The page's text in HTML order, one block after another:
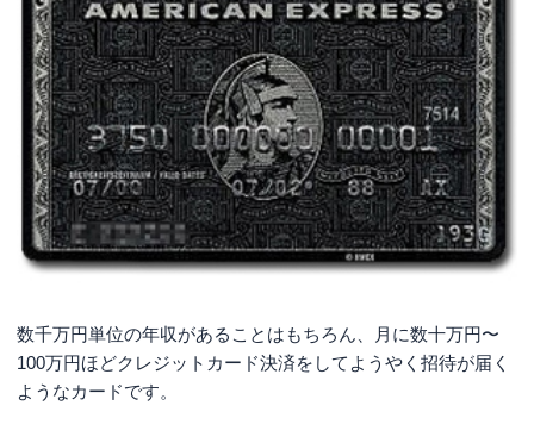
数千万円単位の年収があることはもちろん、月に数十万円〜
100万円ほどクレジットカード決済をしてようやく招待が届く
ようなカードです。